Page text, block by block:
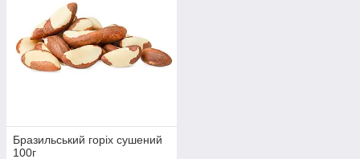
Бразильський горіх сушений
100г